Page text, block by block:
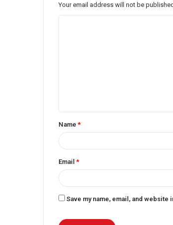
Your email address will not be published.
t
*
Name*
Email*
Save my name, email, and